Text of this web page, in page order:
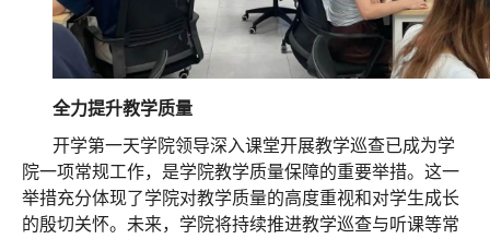
全力提升教学质量
开学第一天学院领导深入课堂开展教学巡查已成为学
院一项常规工作，是学院教学质量保障的重要举措。这一
举措充分体现了学院对教学质量的高度重视和对学生成长
的殷切关怀。未来，学院将持续推进教学巡查与听课等常